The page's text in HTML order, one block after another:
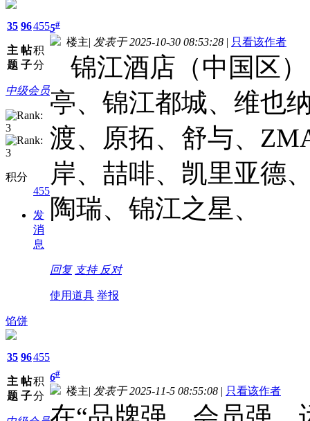
35
主
题
96
帖
子
455
积
分
中级会员
积分
455
发
消
息
5#
楼主| 发表于 2025-10-30 08:53:28 | 只看该作者
锦江酒店（中国区
亭、锦江都城、维也
渡、原拓、舒与、
岸、喆啡、凯里亚德
陶瑞、锦江之星、
回复 支持 反对
使用道具 举报
馅饼
35
主
题
96
帖
子
455
积
分
6#
楼主| 发表于 2025-11-5 08:55:08 | 只看该作者